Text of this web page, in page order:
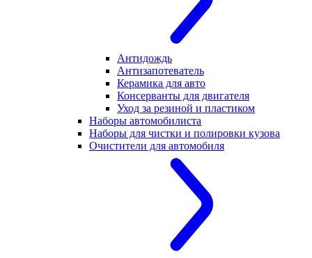
Антидождь
Антизапотеватель
Керамика для авто
Консерванты для двигателя
Уход за резиной и пластиком
Наборы автомобилиста
Наборы для чистки и полировки кузова
Очистители для автомобиля